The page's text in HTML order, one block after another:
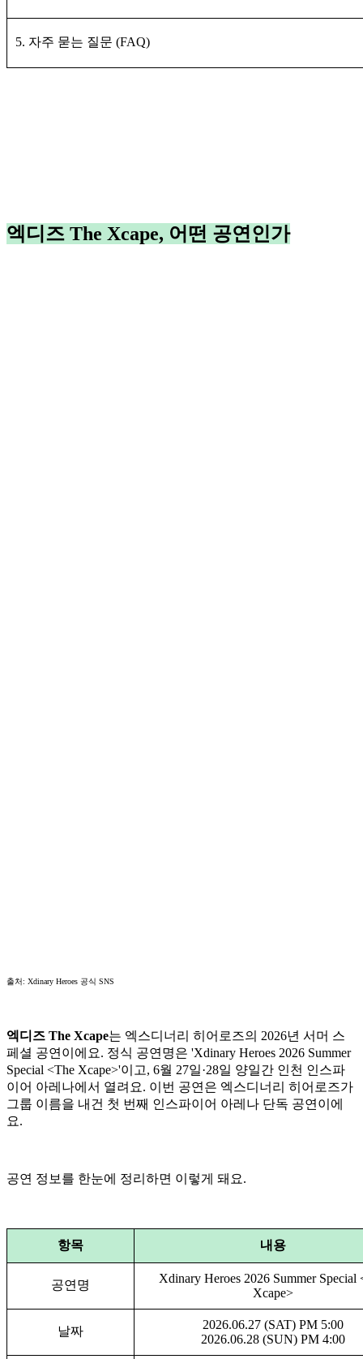
5. 자주 묻는 질문 (FAQ)
엑디즈 The Xcape, 어떤 공연인가
출처: Xdinary Heroes 공식 SNS
엑디즈 The Xcape는 엑스디너리 히어로즈의 2026년 서머 스
페셜 공연이에요. 정식 공연명은 'Xdinary Heroes 2026 Summer
Special <The Xcape>'이고, 6월 27일·28일 양일간 인천 인스파
이어 아레나에서 열려요. 이번 공연은 엑스디너리 히어로즈가
그룹 이름을 내건 첫 번째 인스파이어 아레나 단독 공연이에
요.
공연 정보를 한눈에 정리하면 이렇게 돼요.
항목 내용
공연명
Xdinary Heroes 2026 Summer Special
Xcape>
날짜
2026.06.27 (SAT) PM 5:00
2026.06.28 (SUN) PM 4:00